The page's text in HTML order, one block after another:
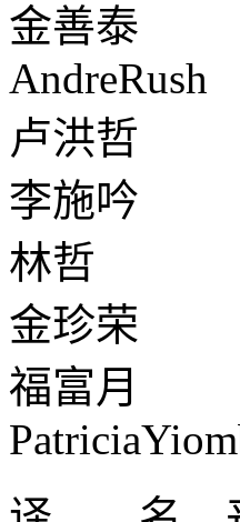
金善泰
AndreRush
卢洪哲
李施吟
林哲
金珍荣
福富月